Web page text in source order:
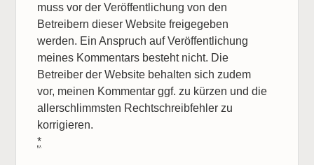
muss vor der Veröffentlichung von den
Betreibern dieser Website freigegeben
werden. Ein Anspruch auf Veröffentlichung
meines Kommentars besteht nicht. Die
Betreiber der Website behalten sich zudem
vor, meinen Kommentar ggf. zu kürzen und die
allerschlimmsten Rechtschreibfehler zu
korrigieren.
*